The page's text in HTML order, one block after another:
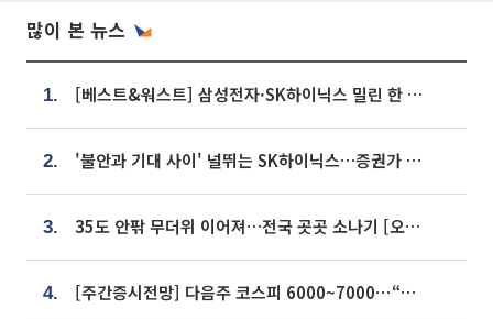
많이 본 뉴스
1. [베스트&워스트] 삼성전자·SK하이닉스 밀린 한 주…상상인증권은 85% 급등
2. '불안과 기대 사이' 널뛰는 SK하이닉스…증권가 "HBM4·LTA 기반 펀터멘털 견고"
3. 35도 안팎 무더위 이어져…전국 곳곳 소나기 [오늘 날씨]
4. [주간증시전망] 다음주 코스피 6000~7000⋯“外人 수급은 정책이 변수”